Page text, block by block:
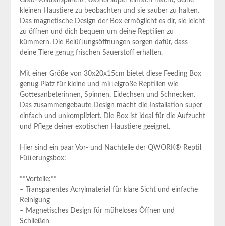
kleinen Haustiere zu ⁢beobachten und sie sauber zu halten.
Das magnetische Design der Box ermöglicht es ⁢dir, sie ⁣leicht
zu öffnen und dich‍ bequem​ um deine Reptilien zu
kümmern. Die Belüftungsöffnungen sorgen dafür, dass
deine Tiere genug frischen ​Sauerstoff erhalten.
Mit einer⁢ Größe ​von 30x20x15cm bietet diese Feeding Box
genug Platz ⁤für ‌kleine und mittelgroße Reptilien wie
Gottesanbeterinnen, Spinnen, Eidechsen und Schnecken.
Das​ zusammengebaute Design ‌macht die⁢ Installation​ super
einfach und unkompliziert. Die Box ist ideal für die Aufzucht
und ‍Pflege‍ deiner exotischen Haustiere geeignet.
Hier sind ⁣ein paar Vor- und Nachteile der QWORK® Reptil
Fütterungsbox:
**Vorteile:**
– Transparentes Acrylmaterial für klare Sicht und einfache
Reinigung
– ⁢Magnetisches Design für müheloses Öffnen ⁣und
Schließen